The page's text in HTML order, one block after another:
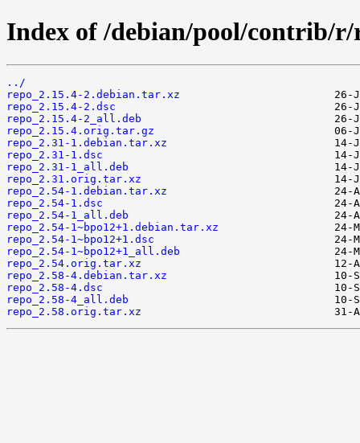
Index of /debian/pool/contrib/r/
../
repo_2.15.4-2.debian.tar.xz
repo_2.15.4-2.dsc
repo_2.15.4-2_all.deb
repo_2.15.4.orig.tar.gz
repo_2.31-1.debian.tar.xz
repo_2.31-1.dsc
repo_2.31-1_all.deb
repo_2.31.orig.tar.xz
repo_2.54-1.debian.tar.xz
repo_2.54-1.dsc
repo_2.54-1_all.deb
repo_2.54-1~bpo12+1.debian.tar.xz
repo_2.54-1~bpo12+1.dsc
repo_2.54-1~bpo12+1_all.deb
repo_2.54.orig.tar.xz
repo_2.58-4.debian.tar.xz
repo_2.58-4.dsc
repo_2.58-4_all.deb
repo_2.58.orig.tar.xz